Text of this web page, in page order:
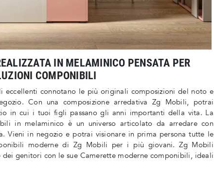
IN MELAMINICO PENSATA PER
COMPONIBILI
eccellenti connotano le più originali composizioni del noto e
Con una composizione arredativa Zg Mobili, potrai
in cui i tuoi figli passano gli anni importanti della vita. La
in melaminico è un universo articolato da arredare con
Vieni in negozio e potrai visionare in prima persona tutte le
moderne di Zg Mobili per i più giovani. Zg Mobili
genitori con le sue Camerette moderne componibili, ideali